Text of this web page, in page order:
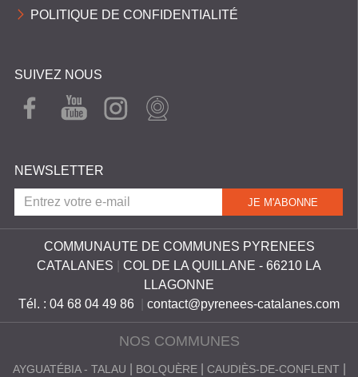
POLITIQUE DE CONFIDENTIALITÉ
SUIVEZ NOUS
FAC
EBO
YOU
TUB
INST
AGR
WEB
CAM
NEWSLETTER
COMMUNAUTE DE COMMUNES PYRENEES
CATALANES
COL DE LA QUILLANE - 66210 LA
LLAGONNE
Tél. : 04 68 04 49 86
contact@pyrenees-catalanes.com
NOS COMMUNES
AYGUATÉBIA - TALAU BOLQUÈRE CAUDIÈS-DE-CONFLENT